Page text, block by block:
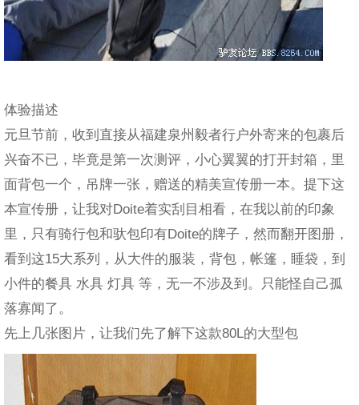
体验描述
元旦节前，收到直接从福建泉州毅者行户外寄来的包裹后
兴奋不已，毕竟是第一次测评，小心翼翼的打开封箱，里
面背包一个，吊牌一张，赠送的精美宣传册一本。提下这
本宣传册，让我对Doite着实刮目相看，在我以前的印象
里，只有骑行包和驮包印有Doite的牌子，然而翻开图册，
看到这15大系列，从大件的服装，背包，帐篷，睡袋，到
小件的餐具 水具 灯具 等，无一不涉及到。只能怪自己孤
落寡闻了。
先上几张图片，让我们先了解下这款80L的大型包